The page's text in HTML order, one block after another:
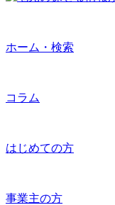
ホーム・検索
コラム
はじめての方
事業主の方